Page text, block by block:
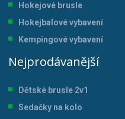
Hokejové brusle
Hokejbalové vybavení
Kempingové vybavení
Nejprodávanější
Dětské brusle 2v1
Sedačky na kolo